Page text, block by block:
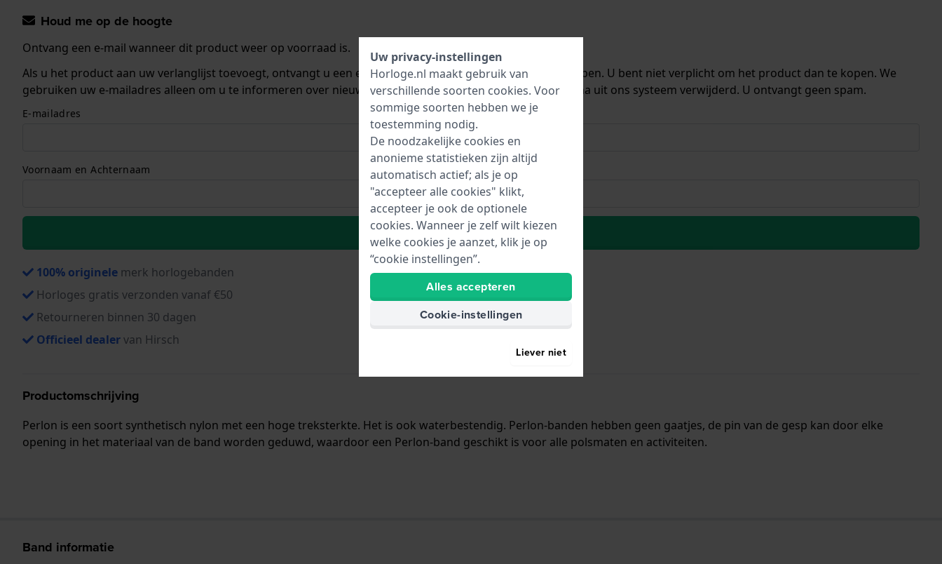
Houd me op de hoogte
Ontvang een e-mail wanneer dit product weer op voorraad is.
Als u het product aan uw verlanglijst toevoegt, ontvangt u een e-mail zodra we het weer op voorraad hebben. U bent niet verplicht om het product dan te kopen. We
gebruiken uw e-mailadres alleen om u te informeren over nieuwe voorraad. Het wordt onmiddellijk daarna uit ons systeem verwijderd. U ontvangt geen spam.
E-mailadres
Voornaam en Achternaam
Plaats in wenslijst
100% originele merk horlogebanden
Horloges gratis verzonden vanaf €50
Retourneren binnen 30 dagen
Officieel dealervan Hirsch
Productomschrijving
Perlon is een soort synthetisch nylon met een hoge treksterkte. Het is ook waterbestendig. Perlon-banden hebben geen gaatjes, de pin van de gesp kan door elke
opening in het materiaal van de band worden geduwd, waardoor een Perlon-band geschikt is voor alle polsmaten en activiteiten.
Band informatie
Uw privacy-instellingen
Horloge.nl maakt gebruik van
verschillende soorten cookies. Voor
sommige soorten hebben we je
toestemming nodig.
De noodzakelijke cookies en
anonieme statistieken zijn altijd
automatisch actief; als je op
"accepteer alle cookies" klikt,
accepteer je ook de optionele
cookies. Wanneer je zelf wilt kiezen
welke cookies je aanzet, klik je op
“cookie instellingen”.
Alles accepteren
Cookie-instellingen
Liever niet